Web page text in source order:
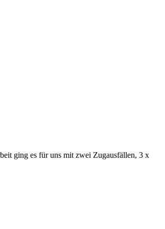
ging es für uns mit zwei Zugausfällen, 3 x